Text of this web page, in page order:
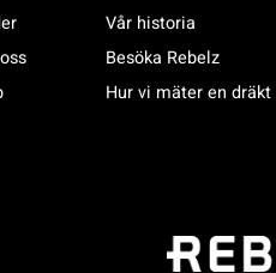
Vår historia
Besöka Rebelz
Hur vi mäter en dräkt